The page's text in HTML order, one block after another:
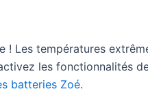
! Les températures
les fonctionnalités
batteries Zoé.